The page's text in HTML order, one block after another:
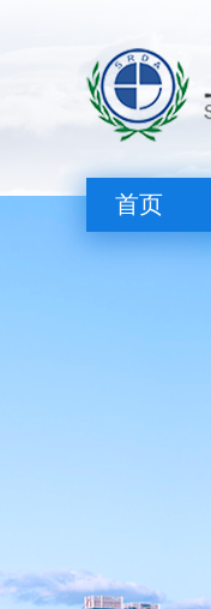
首页